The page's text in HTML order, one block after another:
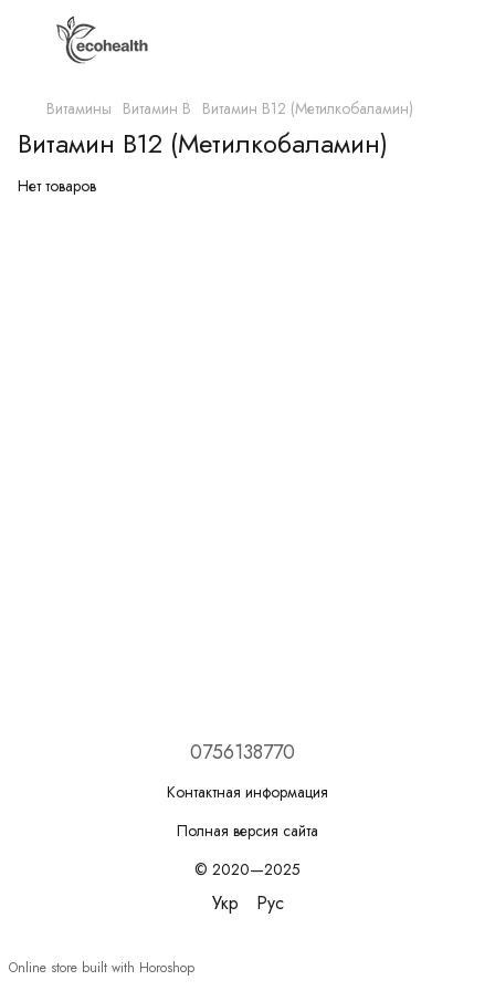
Витамины Витамин B Витамин B12 (Метилкобаламин)
Витамин B12 (Метилкобаламин)
Нет товаров
0756138770
Контактная информация
Полная версия сайта
© 2020—2025
Укр Рус
Online store built with Horoshop